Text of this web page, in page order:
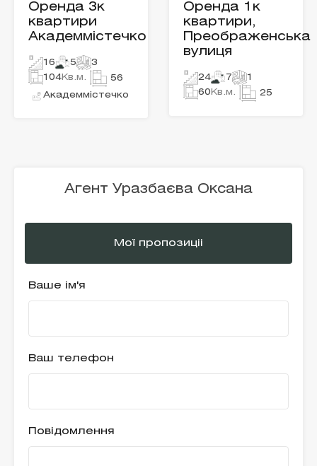
Оренда 3к
квартири
Академмістечко
16 5
3
104Кв.м. 56
Академмістечко
Оренда 1к
квартири,
Преображенська
вулиця
24 7
1
60 Кв.м. 25
Агент Уразбаєва Оксана
Мої пропозиціі
Ваше ім'я
Ваш телефон
Повідомлення